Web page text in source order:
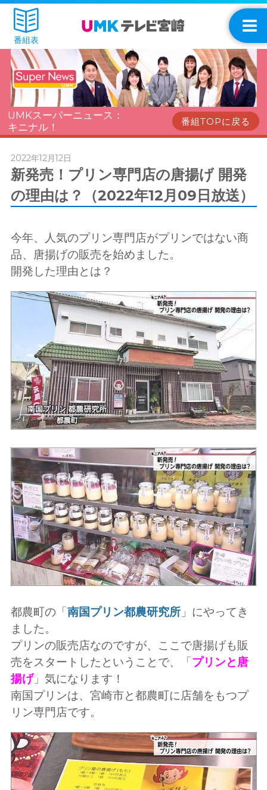
番組表
UMKスーパーニュース：
キニナル！
番組TOPに戻る
2022年12月12日
新発売！プリン専門店の唐揚げ 開発
の理由は？（2022年12月09日放送）
今年、人気のプリン専門店がプリンではない商
品、唐揚げの販売を始めました。
開発した理由とは？
都農町の「南国プリン都農研究所」にやってき
ました。
プリンの販売店なのですが、ここで唐揚げも販
売をスタートしたということで、「プリンと唐
揚げ」気になります！
南国プリンは、宮崎市と都農町に店舗をもつプ
リン専門店です。